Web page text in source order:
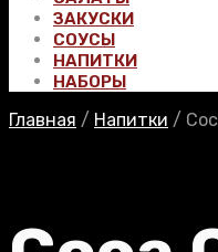
ЗАКУСКИ
СОУСЫ
НАПИТКИ
НАБОРЫ
Главная / Напитки /